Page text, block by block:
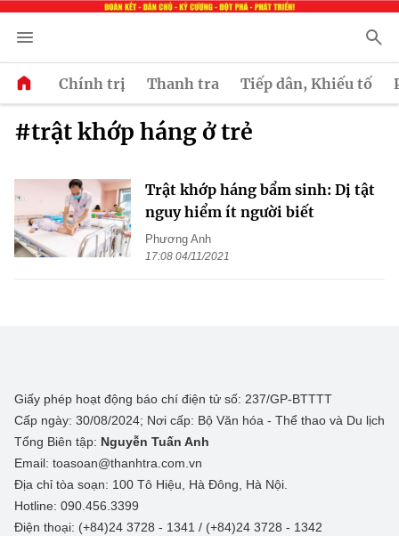
Chính trị Thanh tra Tiếp dân, Khiếu tố
#trật khớp háng ở trẻ
Trật khớp háng bẩm sinh: Dị tật
nguy hiểm ít người biết
Phương Anh
17:08 04/11/2021
Giấy phép hoạt động báo chí điện tử số: 237/GP-BTTTT
Cấp ngày: 30/08/2024; Nơi cấp: Bộ Văn hóa - Thể thao và Du lịch
Tổng Biên tập: Nguyễn Tuấn Anh
Email: toasoan@thanhtra.com.vn
Địa chỉ tòa soạn: 100 Tô Hiệu, Hà Đông, Hà Nội.
Hotline: 090.456.3399
Điện thoại: (+84)24 3728 - 1341 / (+84)24 3728 - 1342